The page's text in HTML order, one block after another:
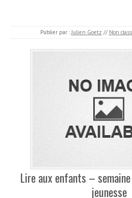
Publier par :Julien Goetz // Non
Lire aux enfants –
jeunesse